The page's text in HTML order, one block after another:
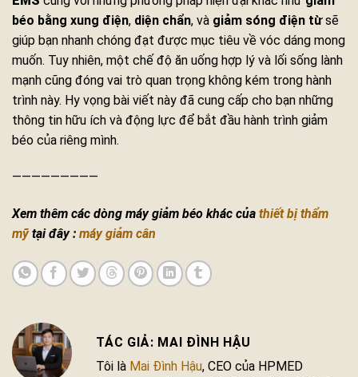
béo bằng xung điện, diện chẩn, và giảm sóng điện từsẽ
giúp bạn nhanh chóng đạt được mục tiêu về vóc dáng mong
muốn. Tuy nhiên, một chế độ ăn uống hợp lý và lối sống lành
mạnh cũng đóng vai trò quan trọng không kém trong hành
trình này. Hy vọng bài viết này đã cung cấp cho bạn những
thông tin hữu ích và động lực để bắt đầu hành trình giảm
béo của riêng mình.
—————————
Xem thêm các dòng máy giảm béo khác của thiết bị thẩm
mỹtại đây : máy giảm cân
MAI ĐÌNH HẬU
Tôi là Mai Đình Hậu, CEO của HPMED